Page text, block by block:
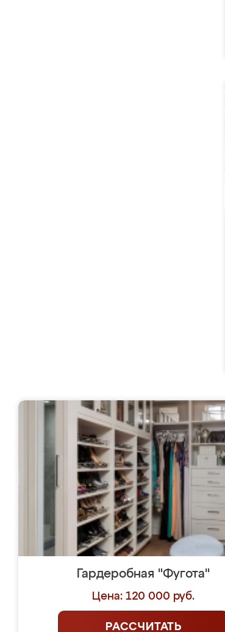
Гардеробная "Фугота"
Цена: 120 000 руб.
РАССЧИТАТЬ